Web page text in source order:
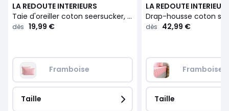
LA REDOUTE INTERIEURS
Taie d'oreiller coton seersucker, COTTAGE FRAMBOISE
dès 19,99 €
Framboise
Taille
LA REDOUTE
dès 42,99 €
Framboise
Taille